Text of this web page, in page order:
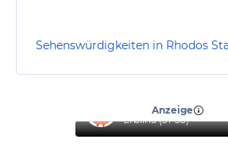
Sehenswürdigkeiten in Rhodos
Anzeige
Erblina (31-35)